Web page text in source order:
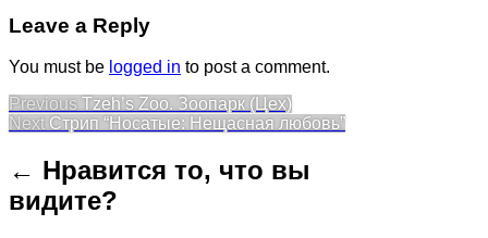
Leave a Reply
You must be logged in to post a comment.
Post
navigation
Previous Previous
post:
Tzeh’s Zoo. Зоопарк (Цех)
Next Next
Стрип “Носатые: Нещасная любовь”
← Нравится то, что вы
видите?